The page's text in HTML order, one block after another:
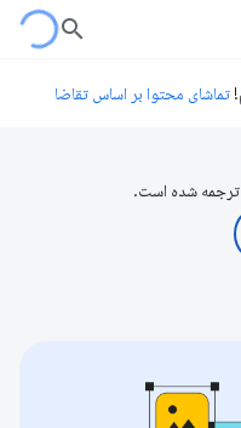
تماشای محتوا بر اساس تقاضا
ترجمه شده است.